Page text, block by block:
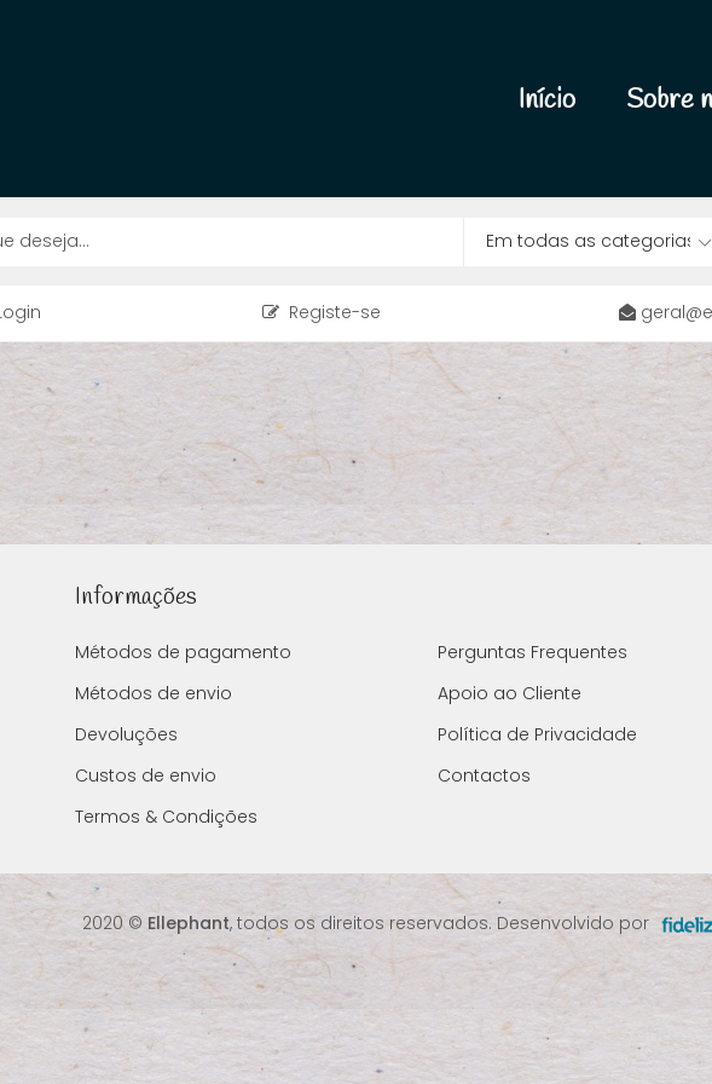
Início Sobre
Registe-se
Informações
Métodos de pagamento
Métodos de envio
Devoluções
Custos de envio
Termos & Condições
Perguntas Frequentes
Apoio ao Cliente
Política de Privacidade
Contactos
2020 © Ellephant, todos os direitos reservados. Desenvolvido por